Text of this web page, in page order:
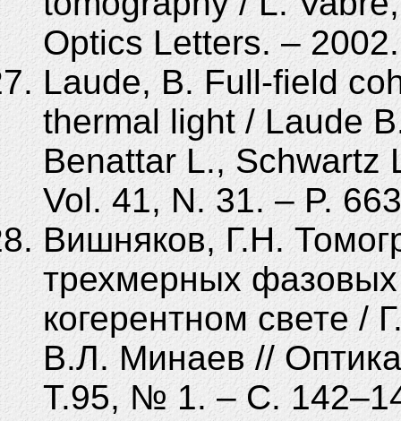
Optics Letters. –
Laude, B. Full-field
thermal light / Laude
Benattar L., Schwartz
Vol. 41, N. 31. – P.
Вишняков, Г.Н.
трехмерных фазовых
когерентном свете /
В.Л. Минаев //
Т.95, № 1. – С.